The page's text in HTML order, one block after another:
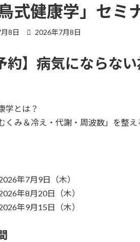
鳥式健康学」セミ
8日
最
新
日
2026年7月8日
約】病気にならな
学とは？
くみ＆冷え・代謝・周波数」を整え
年7月9日（木）
年8月20日（木）
年9月15日（木）